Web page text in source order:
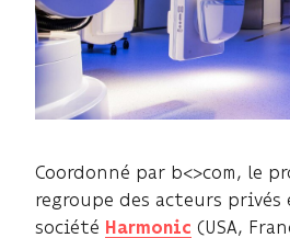
Coordonné par b<>com, le
regroupe des acteurs
société Harmonic (USA,